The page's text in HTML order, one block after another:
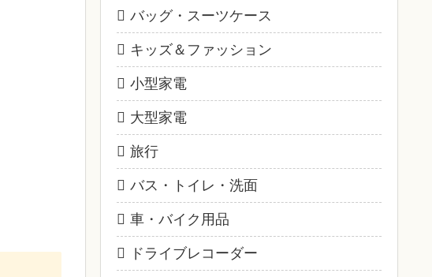
バッグ・スーツケース
キッズ＆ファッション
小型家電
大型家電
旅行
バス・トイレ・洗面
車・バイク用品
ドライブレコーダー